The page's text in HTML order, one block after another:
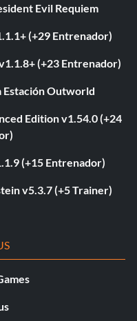
Evil Requiem
(+29 Entrenador)
(+23 Entrenador)
Estación Outworld
Edition v1.54.0 (+24
(+15 Entrenador)
v5.3.7 (+5 Trainer)